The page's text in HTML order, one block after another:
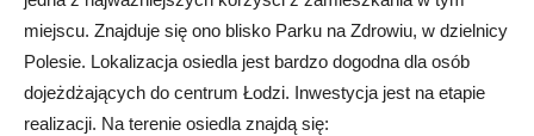
miejscu. Znajduje się ono blisko Parku na Zdrowiu, w dzielnicy
Polesie. Lokalizacja osiedla jest bardzo dogodna dla osób
dojeżdżających do centrum Łodzi. Inwestycja jest na etapie
realizacji. Na terenie osiedla znajdą się: